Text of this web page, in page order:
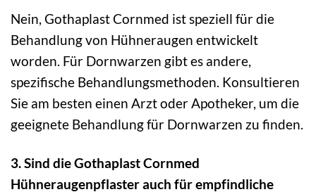
Nein, Gothaplast Cornmed ist speziell für die
Behandlung von Hühneraugen entwickelt
worden. Für Dornwarzen gibt es andere,
spezifische Behandlungsmethoden. Konsultieren
Sie am besten einen Arzt oder Apotheker, um die
geeignete Behandlung für Dornwarzen zu finden.
3. Sind die Gothaplast Cornmed
Hühneraugenpflaster auch für empfindliche